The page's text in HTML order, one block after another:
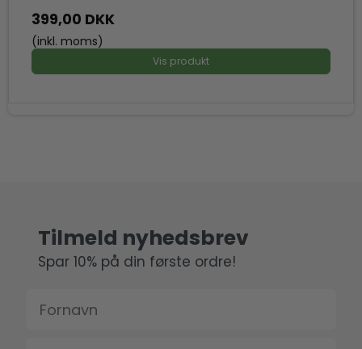
399,00 DKK
(inkl. moms)
Vis produkt
Tilmeld nyhedsbrev
Spar 10% på din første ordre!
Fornavn